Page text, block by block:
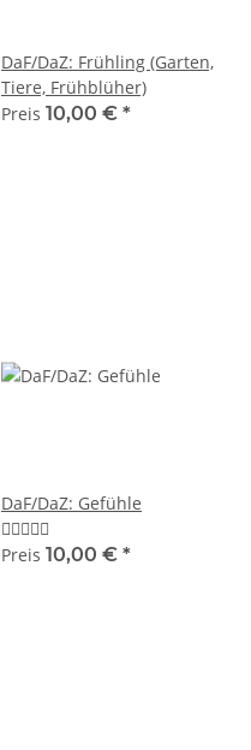
DaF/DaZ: Frühling (Garten,
Tiere, Frühblüher)
Preis 10,00 € *
DaF/DaZ: Gefühle
Preis 10,00 € *